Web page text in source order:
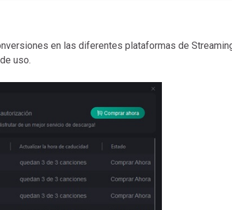
en las diferentes plataformas de
uso.